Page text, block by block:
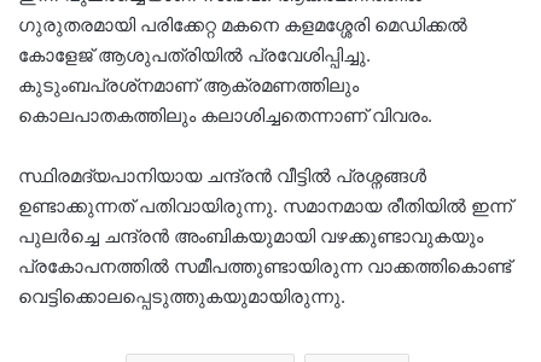
ഗുരുതരമായി പരിക്കേറ്റ മകനെ കളമശ്ശേരി മെഡിക്കല്‍
കോളേജ് ആശുപത്രിയില്‍ പ്രവേശിപ്പിച്ചു.
കുടുംബപ്രശ്‌നമാണ് ആക്രമണത്തിലും
കൊലപാതകത്തിലും കലാശിച്ചതെന്നാണ് വിവരം.
സ്ഥിരമദ്യപാനിയായ ചന്ദ്രൻ വീട്ടിൽ പ്രശ്നങ്ങൾ
ഉണ്ടാക്കുന്നത് പതിവായിരുന്നു. സമാനമായ രീതിയിൽ ഇന്ന്
പുലർച്ചെ ചന്ദ്രൻ അംബികയുമായി വഴക്കുണ്ടാവുകയും
പ്രകോപനത്തിൽ സമീപത്തുണ്ടായിരുന്ന വാക്കത്തികൊണ്ട്
വെട്ടിക്കൊലപ്പെടുത്തുകയുമായിരുന്നു.